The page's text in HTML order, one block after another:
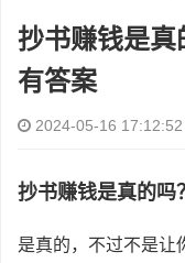
抄书赚钱是真
有答案
2024-05-16 17:12:52
抄书赚钱是真的吗？
是真的，不过不是让